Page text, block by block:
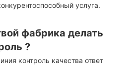
услуга.
фабрика делать
?
контроль качества ответ